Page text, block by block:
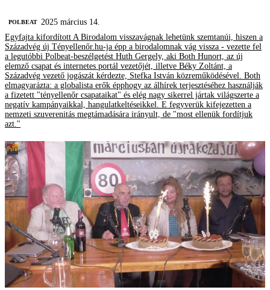
‎POLBEAT
2025 március 14.
Egyfajta kifordított A Birodalom visszavágnak lehetünk szemtanúi, hiszen a
Századvég új Tényellenőr.hu-ja épp a birodalomnak vág vissza - vezette fel
a legutóbbi Polbeat-beszélgetést Huth Gergely, aki Both Hunort, az új
elemző csapat és internetes portál vezetőjét, illetve Béky Zoltánt, a
Századvég vezető jogászát kérdezte, Stefka István közreműködésével. Both
elmagyarázta: a globalista erők épphogy az álhírek terjesztéséhez használják
a fizetett "tényellenőr csapataikat" és elég nagy sikerrel jártak világszerte a
negatív kampányaikkal, hangulatkeltéseikkel. E fegyverük kifejezetten a
nemzeti szuverenitás megtámadására irányult, de "most ellenük fordítjuk
azt."